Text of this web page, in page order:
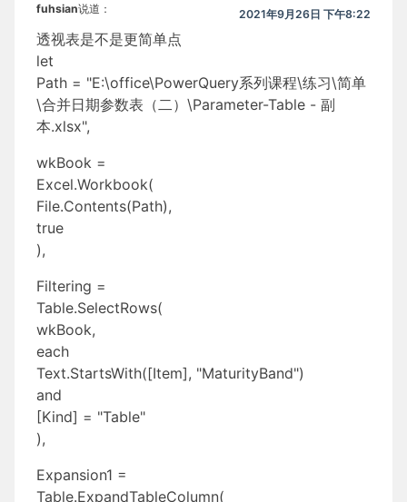
fuhsian说道： 2021年9月26日 下午8:22
透视表是不是更简单点
let
Path = "E:\office\PowerQuery系列课程\练习\简单
\合并日期参数表（二）\Parameter-Table - 副
本.xlsx",
wkBook =
Excel.Workbook(
File.Contents(Path),
true
),
Filtering =
Table.SelectRows(
wkBook,
each
Text.StartsWith([Item], "MaturityBand")
and
[Kind] = "Table"
),
Expansion1 =
Table.ExpandTableColumn(